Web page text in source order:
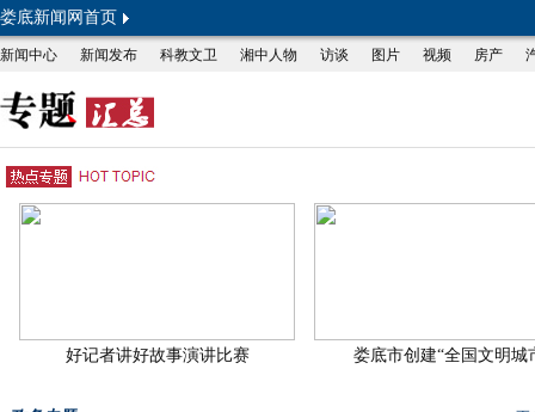
娄底新闻网首页
新闻中心 新闻发布 科教文卫 湘中人物 访谈 图片 视频 房产
好记者讲好故事演讲比赛 娄底市创建“全国文明城